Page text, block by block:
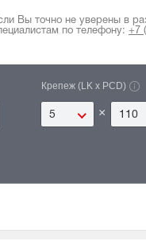
Вы точно не уверены в
по телефону: +7
Крепеж (LK x PCD)
5 × 110